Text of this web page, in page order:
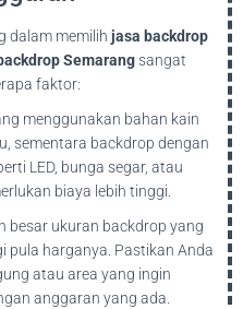
dalam memilih jasa backdrop
Semarangsangat
faktor:
menggunakan bahan kain
sementara backdrop dengan
LED, bunga segar, atau
biaya lebih tinggi.
besar ukuran backdrop yang
pula harganya. Pastikan Anda
atau area yang ingin
anggaran yang ada.